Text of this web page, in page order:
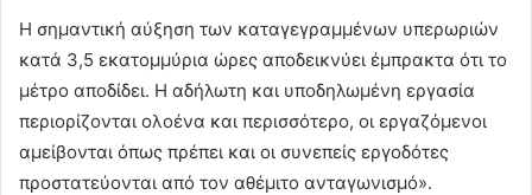
Η σημαντική αύξηση των καταγεγραμμένων υπερωριών
κατά 3,5 εκατομμύρια ώρες αποδεικνύει έμπρακτα ότι το
μέτρο αποδίδει. Η αδήλωτη και υποδηλωμένη εργασία
περιορίζονται ολοένα και περισσότερο, οι εργαζόμενοι
αμείβονται όπως πρέπει και οι συνεπείς εργοδότες
προστατεύονται από τον αθέμιτο ανταγωνισμό».